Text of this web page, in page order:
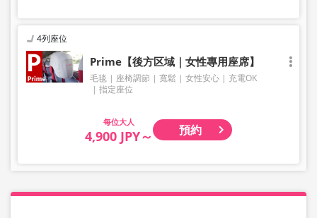
4列座位
Prime【後方区域｜女性專用座席】
毛毯 座椅調節 寬鬆 女性安心
充電OK
指定座位
大人
4,900 JPY～ 預約